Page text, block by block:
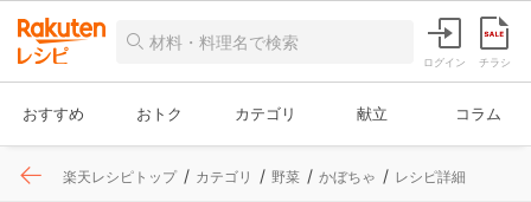
ログイン チラシ
おすすめ おトク カテゴリ 献立 コラム
楽天レシピトップ カテゴリ 野菜 かぼちゃ レシピ詳細